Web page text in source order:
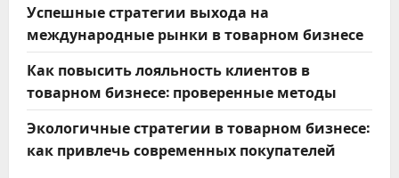
Успешные стратегии выхода на
международные рынки в товарном бизнесе
Как повысить лояльность клиентов в
товарном бизнесе: проверенные методы
Экологичные стратегии в товарном бизнесе:
как привлечь современных покупателей